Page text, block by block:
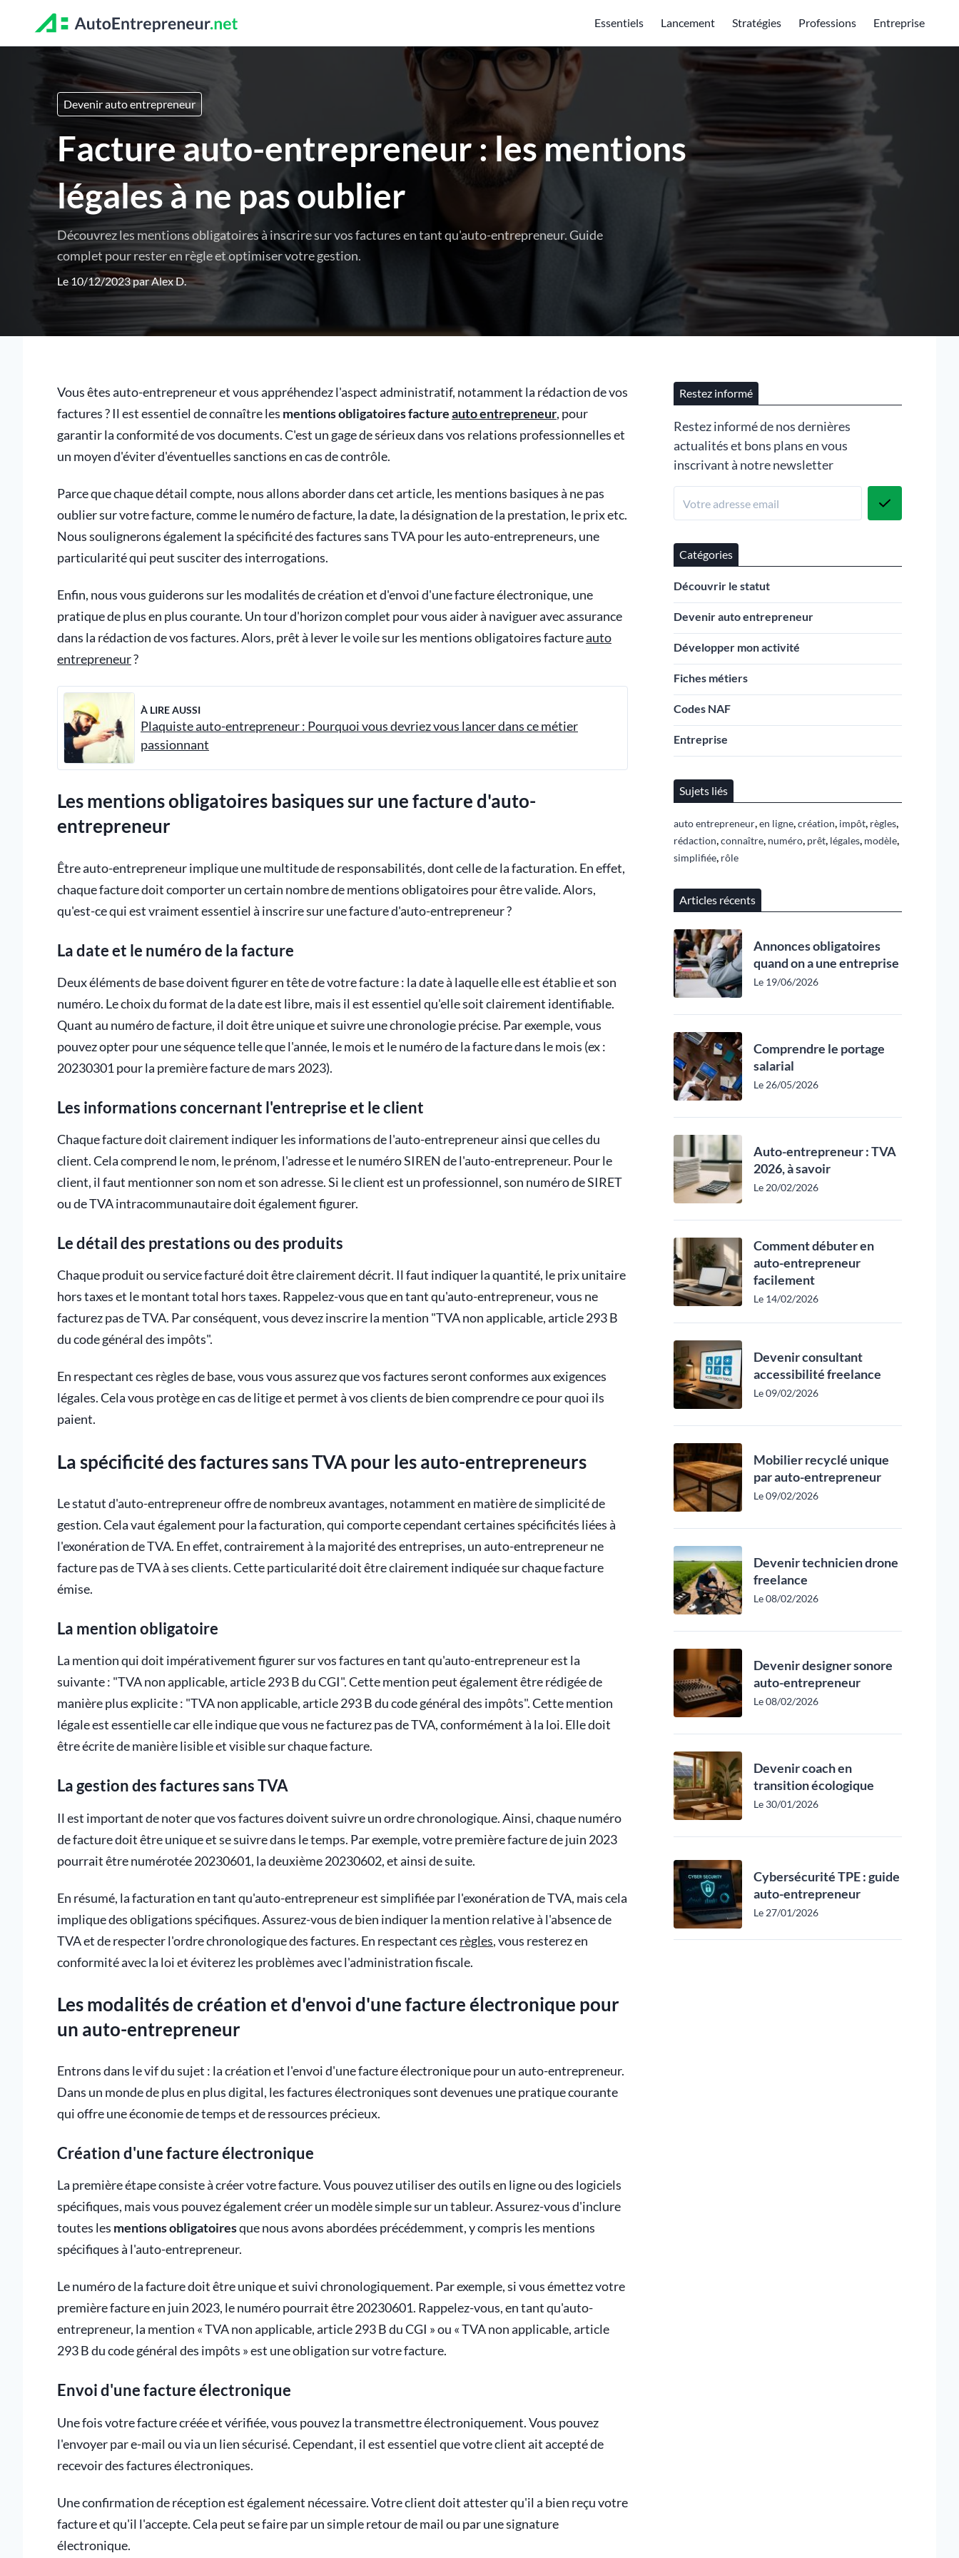
Essentiels Lancement Stratégies Professions Entreprise
Devenir auto entrepreneur
Facture auto-entrepreneur : les mentions
légales à ne pas oublier
Découvrez les mentions obligatoires à inscrire sur vos factures en tant qu'auto-entrepreneur. Guide
complet pour rester en règle et optimiser votre gestion.
Le 10/12/2023 parAlex D.
Vous êtes auto-entrepreneur et vous appréhendez l'aspect administratif, notamment la rédaction de vos
factures ? Il est essentiel de connaître les mentions obligatoires factureauto entrepreneur, pour
garantir la conformité de vos documents. C'est un gage de sérieux dans vos relations professionnelles et
un moyen d'éviter d'éventuelles sanctions en cas de contrôle.
Parce que chaque détail compte, nous allons aborder dans cet article, les mentions basiques à ne pas
oublier sur votre facture, comme le numéro de facture, la date, la désignation de la prestation, le prix etc.
Nous soulignerons également la spécificité des factures sans TVA pour les auto-entrepreneurs, une
particularité qui peut susciter des interrogations.
Enfin, nous vous guiderons sur les modalités de création et d'envoi d'une facture électronique, une
pratique de plus en plus courante. Un tour d'horizon complet pour vous aider à naviguer avec assurance
dans la rédaction de vos factures. Alors, prêt à lever le voile sur les mentions obligatoires factureauto
entrepreneur?
À LIRE AUSSI
Plaquiste auto-entrepreneur : Pourquoi vous devriez vous lancer dans ce métier
passionnant
Les mentions obligatoires basiques sur une facture d'auto-
entrepreneur
Être auto-entrepreneur implique une multitude de responsabilités, dont celle de la facturation. En effet,
chaque facture doit comporter un certain nombre de mentions obligatoires pour être valide. Alors,
qu'est-ce qui est vraiment essentiel à inscrire sur une facture d'auto-entrepreneur ?
La date et le numéro de la facture
Deux éléments de base doivent figurer en tête de votre facture : la date à laquelle elle est établie et son
numéro. Le choix du format de la date est libre, mais il est essentiel qu'elle soit clairement identifiable.
Quant au numéro de facture, il doit être unique et suivre une chronologie précise. Par exemple, vous
pouvez opter pour une séquence telle que l'année, le mois et le numéro de la facture dans le mois (ex :
20230301 pour la première facture de mars 2023).
Les informations concernant l'entreprise et le client
Chaque facture doit clairement indiquer les informations de l'auto-entrepreneur ainsi que celles du
client. Cela comprend le nom, le prénom, l'adresse et le numéro SIREN de l'auto-entrepreneur. Pour le
client, il faut mentionner son nom et son adresse. Si le client est un professionnel, son numéro de SIRET
ou de TVA intracommunautaire doit également figurer.
Le détail des prestations ou des produits
Chaque produit ou service facturé doit être clairement décrit. Il faut indiquer la quantité, le prix unitaire
hors taxes et le montant total hors taxes. Rappelez-vous que en tant qu'auto-entrepreneur, vous ne
facturez pas de TVA. Par conséquent, vous devez inscrire la mention "TVA non applicable, article 293 B
du code général des impôts".
En respectant ces règles de base, vous vous assurez que vos factures seront conformes aux exigences
légales. Cela vous protège en cas de litige et permet à vos clients de bien comprendre ce pour quoi ils
paient.
La spécificité des factures sans TVA pour les auto-entrepreneurs
Le statut d'auto-entrepreneur offre de nombreux avantages, notamment en matière de simplicité de
gestion. Cela vaut également pour la facturation, qui comporte cependant certaines spécificités liées à
l'exonération de TVA. En effet, contrairement à la majorité des entreprises, un auto-entrepreneur ne
facture pas de TVA à ses clients. Cette particularité doit être clairement indiquée sur chaque facture
émise.
La mention obligatoire
La mention qui doit impérativement figurer sur vos factures en tant qu'auto-entrepreneur est la
suivante : "TVA non applicable, article 293 B du CGI". Cette mention peut également être rédigée de
manière plus explicite : "TVA non applicable, article 293 B du code général des impôts". Cette mention
légale est essentielle car elle indique que vous ne facturez pas de TVA, conformément à la loi. Elle doit
être écrite de manière lisible et visible sur chaque facture.
La gestion des factures sans TVA
Il est important de noter que vos factures doivent suivre un ordre chronologique. Ainsi, chaque numéro
de facture doit être unique et se suivre dans le temps. Par exemple, votre première facture de juin 2023
pourrait être numérotée 20230601, la deuxième 20230602, et ainsi de suite.
En résumé, la facturation en tant qu'auto-entrepreneur est simplifiée par l'exonération de TVA, mais cela
implique des obligations spécifiques. Assurez-vous de bien indiquer la mention relative à l'absence de
TVA et de respecter l'ordre chronologique des factures. En respectant ces règles, vous resterez en
conformité avec la loi et éviterez les problèmes avec l'administration fiscale.
Les modalités de création et d'envoi d'une facture électronique pour
un auto-entrepreneur
Entrons dans le vif du sujet : la création et l'envoi d'une facture électronique pour un auto-entrepreneur.
Dans un monde de plus en plus digital, les factures électroniques sont devenues une pratique courante
qui offre une économie de temps et de ressources précieux.
Création d'une facture électronique
La première étape consiste à créer votre facture. Vous pouvez utiliser des outils en ligne ou des logiciels
spécifiques, mais vous pouvez également créer un modèle simple sur un tableur. Assurez-vous d'inclure
toutes les mentions obligatoiresque nous avons abordées précédemment, y compris les mentions
spécifiques à l'auto-entrepreneur.
Le numéro de la facture doit être unique et suivi chronologiquement. Par exemple, si vous émettez votre
première facture en juin 2023, le numéro pourrait être 20230601. Rappelez-vous, en tant qu'auto-
entrepreneur, la mention « TVA non applicable, article 293 B du CGI » ou « TVA non applicable, article
293 B du code général des impôts » est une obligation sur votre facture.
Envoi d'une facture électronique
Une fois votre facture créée et vérifiée, vous pouvez la transmettre électroniquement. Vous pouvez
l'envoyer par e-mail ou via un lien sécurisé. Cependant, il est essentiel que votre client ait accepté de
recevoir des factures électroniques.
Une confirmation de réception est également nécessaire. Votre client doit attester qu'il a bien reçu votre
facture et qu'il l'accepte. Cela peut se faire par un simple retour de mail ou par une signature
électronique.
Restez informé
Restez informé de nos dernières
actualités et bons plans en vous
inscrivant à notre newsletter
Catégories
Découvrir le statut
Devenir auto entrepreneur
Développer mon activité
Fiches métiers
Codes NAF
Entreprise
Sujets liés
auto entrepreneur,en ligne,création, impôt, règles,
rédaction,connaître, numéro, prêt, légales, modèle,
simplifiée, rôle
Articles récents
Annonces obligatoires
quand on a une entreprise
Le 19/06/2026
Comprendre le portage
salarial
Le 26/05/2026
Auto-entrepreneur : TVA
2026, à savoir
Le 20/02/2026
Comment débuter en
auto-entrepreneur
facilement
Le 14/02/2026
Devenir consultant
accessibilité freelance
Le 09/02/2026
Mobilier recyclé unique
par auto-entrepreneur
Le 09/02/2026
Devenir technicien drone
freelance
Le 08/02/2026
Devenir designer sonore
auto-entrepreneur
Le 08/02/2026
Devenir coach en
transition écologique
Le 30/01/2026
Cybersécurité TPE : guide
auto-entrepreneur
Le 27/01/2026